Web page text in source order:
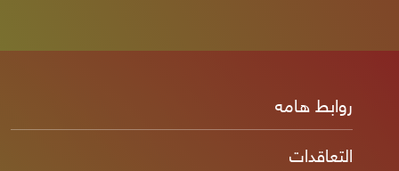
روابط هامه
التعاقدات